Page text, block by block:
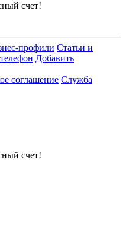
счет!
профили Статьи и
Добавить
соглашение Служба
счет!